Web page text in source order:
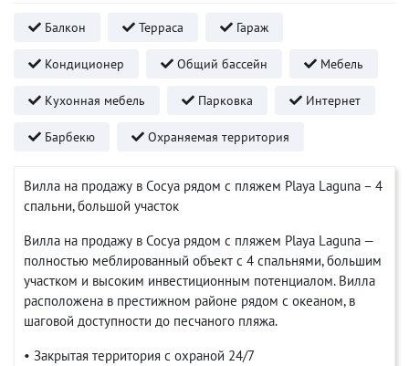
Балкон Терраса Гараж
Кондиционер Общий бассейн Мебель
Кухонная мебель Парковка Интернет
Барбекю Охраняемая территория
Вилла на продажу в Сосуа рядом с пляжем Playa Laguna – 4
спальни, большой участок
Вилла на продажу в Сосуа рядом с пляжем Playa Laguna —
полностью меблированный объект с 4 спальнями, большим
участком и высоким инвестиционным потенциалом. Вилла
расположена в престижном районе рядом с океаном, в
шаговой доступности до песчаного пляжа.
• Закрытая территория с охраной 24/7